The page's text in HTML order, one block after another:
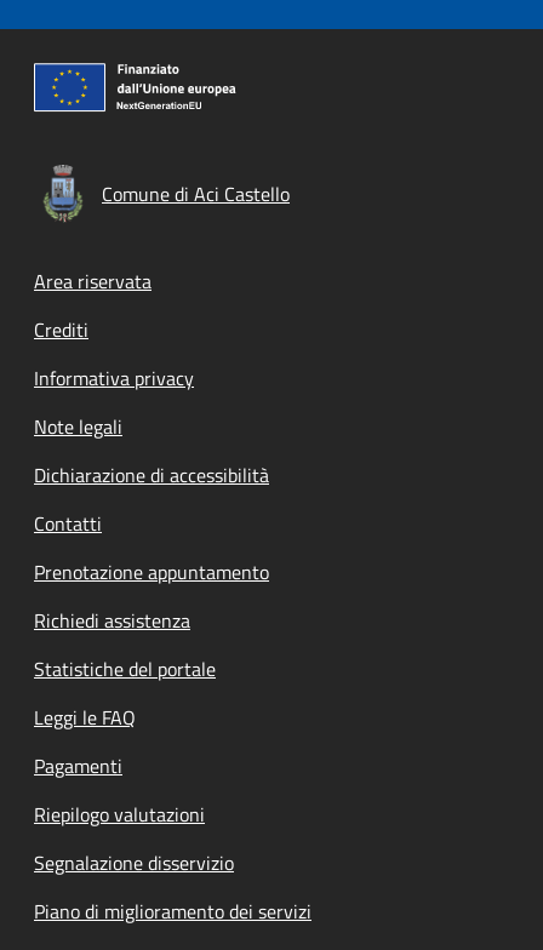
Comune di Aci Castello
Footer menu
Area riservata
Crediti
Informativa privacy
Note legali
Dichiarazione di accessibilità
Contatti
Prenotazione appuntamento
Richiedi assistenza
Statistiche del portale
Leggi le FAQ
Pagamenti
Riepilogo valutazioni
Segnalazione disservizio
Piano di miglioramento dei servizi